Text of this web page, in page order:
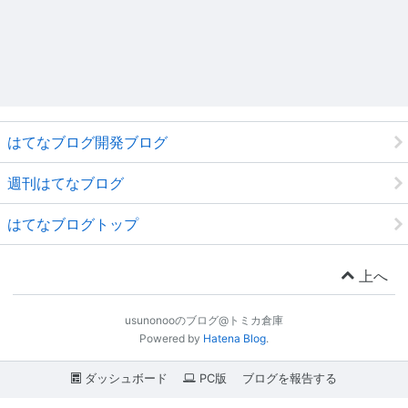
はてなブログ開発ブログ
週刊はてなブログ
はてなブログトップ
上へ
usunonooのブログ@トミカ倉庫
Powered by Hatena Blog.
ダッシュボード PC版 ブログを報告する